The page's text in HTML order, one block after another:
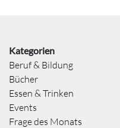
Kategorien
Beruf & Bildung
Bücher
Essen & Trinken
Events
Frage des Monats